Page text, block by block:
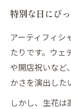
特別な日にぴ
アーティフィシ
たりです。ウェ
や開店祝いなど
かさを演出した
しかし、生花は